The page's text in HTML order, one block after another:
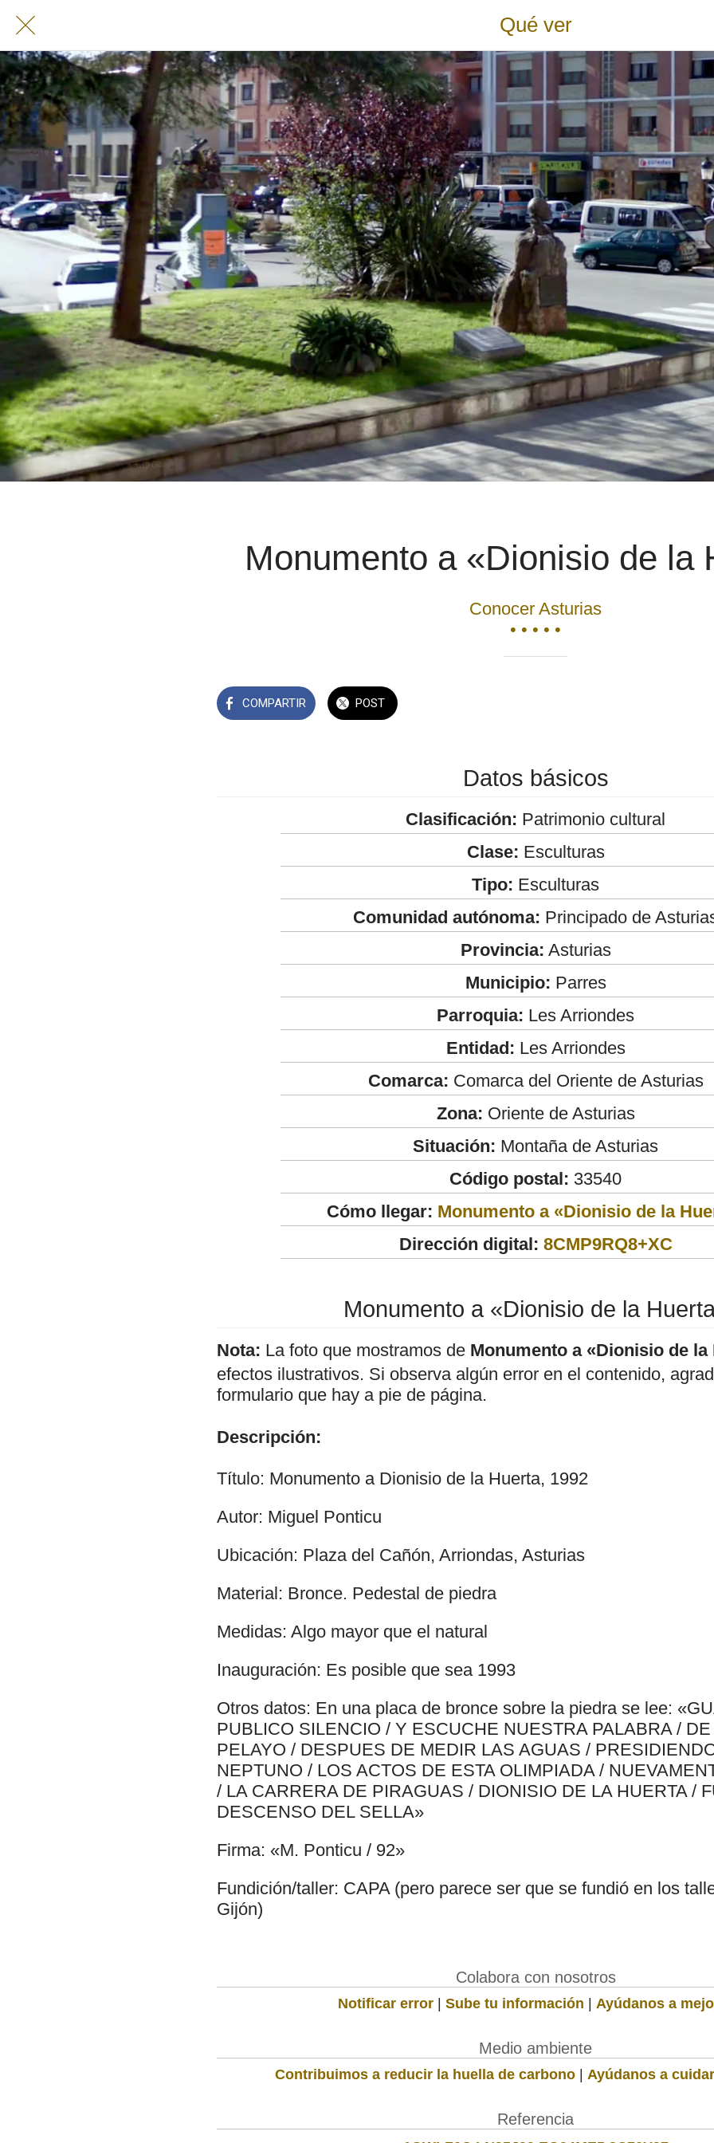
Qué ver
Monumento a «Dionisio de la
Conocer Asturias
• • • • •
COMPARTIR POST
Datos básicos
Clasificación: Patrimonio cultural
Clase: Esculturas
Tipo: Esculturas
Comunidad autónoma: Principado de
Provincia: Asturias
Municipio: Parres
Parroquia: Les Arriondes
Entidad: Les Arriondes
Comarca: Comarca del Oriente de Asturias
Zona: Oriente de Asturias
Situación: Montaña de Asturias
Código postal: 33540
Cómo llegar: Monumento a «Dionisio de la
Dirección digital: 8CMP9RQ8+XC
Monumento a «Dionisio de la
Nota: La foto que mostramos de Monumento a «Dionisio de la
efectos ilustrativos. Si observa algún error en el contenido,
formulario que hay a pie de página.
Descripción:
Título: Monumento a Dionisio de la Huerta, 1992
Autor: Miguel Ponticu
Ubicación: Plaza del Cañón, Arriondas, Asturias
Material: Bronce. Pedestal de piedra
Medidas: Algo mayor que el natural
Inauguración: Es posible que sea 1993
Otros datos: En una placa de bronce sobre la piedra se lee:
PUBLICO SILENCIO / Y ESCUCHE NUESTRA PALABRA /
PELAYO / DESPUES DE MEDIR LAS AGUAS /
NEPTUNO / LOS ACTOS DE ESTA OLIMPIADA /
/ LA CARRERA DE PIRAGUAS / DIONISIO DE LA HUERTA /
DESCENSO DEL SELLA»
Firma: «M. Ponticu / 92»
Fundición/taller: CAPA (pero parece ser que se fundió en los
Gijón)
Colabora con nosotros
Notificar error | Sube tu información | Ayúdanos a
Medio ambiente
Contribuimos a reducir la huella de carbono | Ayúdanos a
Referencia